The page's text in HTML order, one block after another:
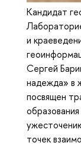
Кандидат
и
Сергей
надежда» в
посвящен
точек